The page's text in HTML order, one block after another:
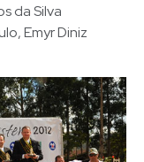
da Silva
Emyr Diniz